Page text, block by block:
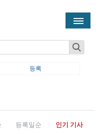
등록
등록일순 인기 기사